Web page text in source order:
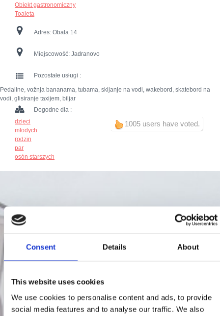
Consent Details About
This website uses cookies
We use cookies to personalise content and ads, to provide
social media features and to analyse our traffic. We also
Obiekt gastronomiczny
Toaleta
Adres: Obala 14
Miejscowość: Jadranovo
Pozostałe usługi :
Pedaline, vožnja bananama, tubama, skijanje na vodi, wakebord, skatebord na
vodi, glisiranje taxijem, biljar
1005 users have voted.
Dogodne dla :
dzieci
młodych
rodzin
par
osón starszych